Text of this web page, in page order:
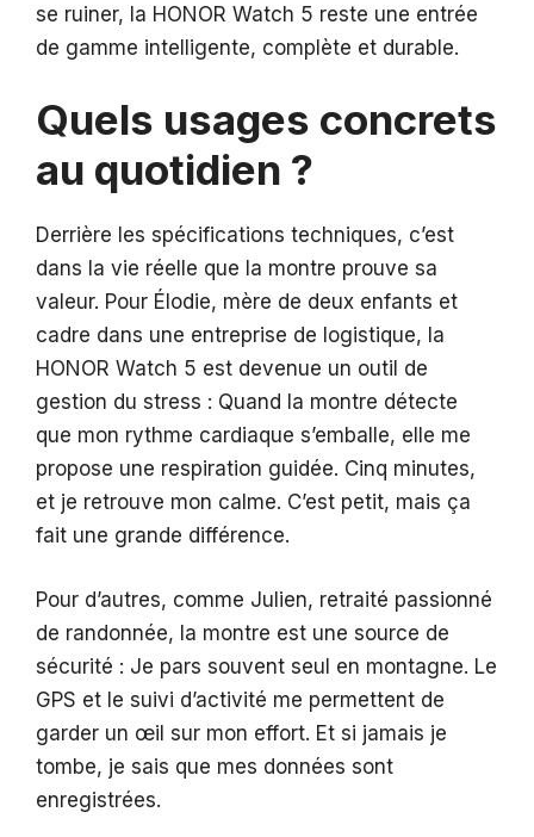
se ruiner, la HONOR Watch 5 reste une entrée
de gamme intelligente, complète et durable.
Quels usages concrets
au quotidien ?
Derrière les spécifications techniques, c’est
dans la vie réelle que la montre prouve sa
valeur. Pour Élodie, mère de deux enfants et
cadre dans une entreprise de logistique, la
HONOR Watch 5 est devenue un outil de
gestion du stress : Quand la montre détecte
que mon rythme cardiaque s’emballe, elle me
propose une respiration guidée. Cinq minutes,
et je retrouve mon calme. C’est petit, mais ça
fait une grande différence.
Pour d’autres, comme Julien, retraité passionné
de randonnée, la montre est une source de
sécurité : Je pars souvent seul en montagne. Le
GPS et le suivi d’activité me permettent de
garder un œil sur mon effort. Et si jamais je
tombe, je sais que mes données sont
enregistrées.